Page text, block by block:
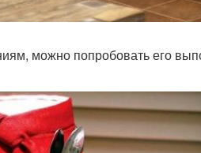
можно попробовать его